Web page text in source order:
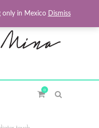
0
only in Mexico Dismiss